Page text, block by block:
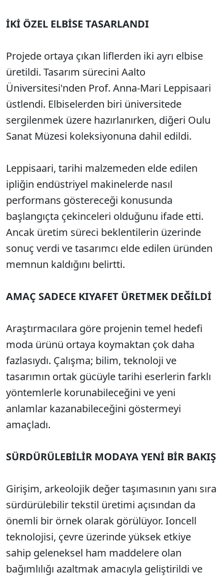
İKİ ÖZEL ELBİSE TASARLANDI
Projede ortaya çıkan liflerden iki ayrı elbise
üretildi. Tasarım sürecini Aalto
Üniversitesi'nden Prof. Anna-Mari Leppisaari
üstlendi. Elbiselerden biri üniversitede
sergilenmek üzere hazırlanırken, diğeri Oulu
Sanat Müzesi koleksiyonuna dahil edildi.
Leppisaari, tarihi malzemeden elde edilen
ipliğin endüstriyel makinelerde nasıl
performans göstereceği konusunda
başlangıçta çekinceleri olduğunu ifade etti.
Ancak üretim süreci beklentilerin üzerinde
sonuç verdi ve tasarımcı elde edilen üründen
memnun kaldığını belirtti.
AMAÇ SADECE KIYAFET ÜRETMEK DEĞİLDİ
Araştırmacılara göre projenin temel hedefi
moda ürünü ortaya koymaktan çok daha
fazlasıydı. Çalışma; bilim, teknoloji ve
tasarımın ortak gücüyle tarihi eserlerin farklı
yöntemlerle korunabileceğini ve yeni
anlamlar kazanabileceğini göstermeyi
amaçladı.
SÜRDÜRÜLEBİLİR MODAYA YENİ BİR BAKIŞ
Girişim, arkeolojik değer taşımasının yanı sıra
sürdürülebilir tekstil üretimi açısından da
önemli bir örnek olarak görülüyor. Ioncell
teknolojisi, çevre üzerinde yüksek etkiye
sahip geleneksel ham maddelere olan
bağımlılığı azaltmak amacıyla geliştirildi ve